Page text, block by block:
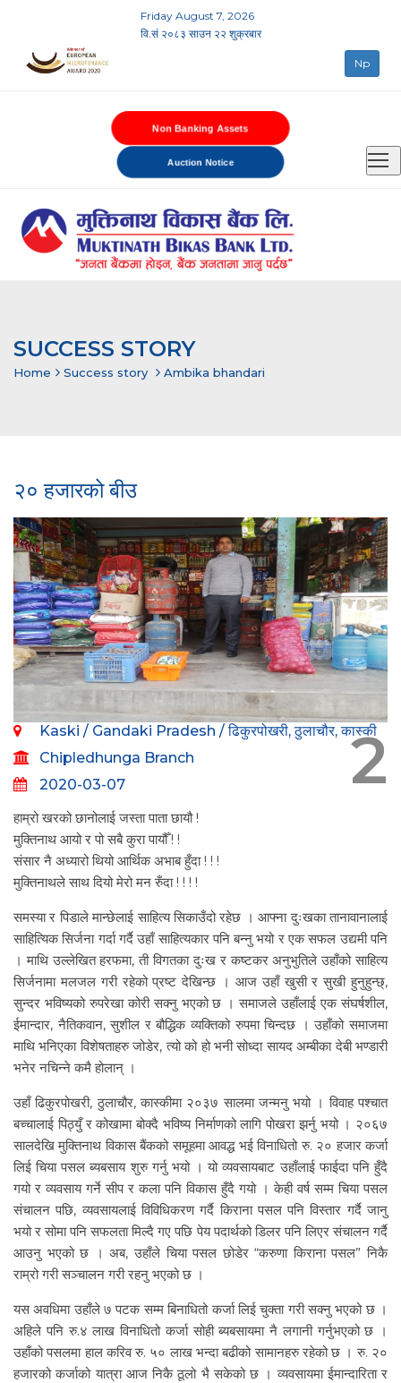
Friday August 7, 2026
वि.सं २०८३ साउन २२ शुक्रबार
Np
Non Banking Assets
Auction Notice
SUCCESS STORY
Home Success story Ambika bhandari
२० हजारको बीउ
Kaski / Gandaki Pradesh / ढिकुरपोखरी, ठुलाचौर, कास्की
Chipledhunga Branch
2
2020-03-07
हाम्रो खरको छानोलाई जस्ता पाता छायौ !
मुक्तिनाथ आयो र पो सबै कुरा पायौँ ! !
संसार नै अध्यारो थियो आर्थिक अभाब हुँदा ! ! !
मुक्तिनाथले साथ दियो मेरो मन रुँदा ! ! ! !
समस्या र पिडाले मान्छेलाई साहित्य सिकाउँदो रहेछ । आफ्ना दुःखका तानावानालाई
साहित्यिक सिर्जना गर्दा गर्दै उहाँ साहित्यकार पनि बन्नु भयो र एक सफल उद्यमी पनि
। माथि उल्लेखित हरफमा, ती विगतका दुःख र कष्टकर अनुभुतिले उहाँको साहित्य
सिर्जनामा मलजल गरी रहेको प्रष्ट देखिन्छ । आज उहाँ खुसी र सुखी हुनुहुन्छ्,
सुन्दर भविष्यको रुपरेखा कोरी सक्नु भएको छ । समाजले उहाँलाई एक संघर्षशील,
ईमान्दार, नैतिकवान, सुशील र बौद्धिक व्यक्तिको रुपमा चिन्दछ । उहाँको समाजमा
माथि भनिएका विशेषताहरु जोडेर, त्यो को हो भनी सोध्दा सायद अम्बीका देबी भण्डारी
भनेर नचिन्ने कमै होलान् ।
उहाँ ढिकुरपोखरी, ठुलाचौर, कास्कीमा २०३७ सालमा जन्मनु भयो । विवाह पश्चात
बच्चालाई पिठ्युँ र कोखामा बोक्दै भविष्य निर्माणको लागि पोखरा झर्नु भयो । २०६७
सालदेखि मुक्तिनाथ विकास बैंकको समूहमा आवद्ध भई विनाधितो रु. २० हजार कर्जा
लिई चिया पसल ब्यबसाय शुरु गर्नु भयो । यो व्यवसायबाट उहाँलाई फाईदा पनि हुँदै
गयो र व्यवसाय गर्ने सीप र कला पनि विकास हुँदै गयो । केही वर्ष सम्म चिया पसल
संचालन पछि, व्यवसायलाई विविधिकरण गर्दै किराना पसल पनि विस्तार गर्दै जानु
भयो र सोमा पनि सफलता मिल्दै गए पछि पेय पदार्थको डिलर पनि लिएर संचालन गर्दै
आउनु भएको छ । अब, उहाँले चिया पसल छोडेर “करुणा किराना पसल” निकै
राम्रो गरी सञ्चालन गरी रहनु भएको छ ।
यस अवधिमा उहाँले ७ पटक सम्म बिनाधितो कर्जा लिई चुक्ता गरी सक्नु भएको छ ।
अहिले पनि रु.४ लाख विनाधितो कर्जा सोही ब्यबसायमा नै लगानी गर्नुभएको छ ।
उहाँको पसलमा हाल करिव रु. ५० लाख भन्दा बढीको सामानहरु रहेको छ । रु. २०
हजारको कर्जाको यात्रा आज निकै ठूलो भै सकेको छ । व्यवसायमा ईमान्दारिता र